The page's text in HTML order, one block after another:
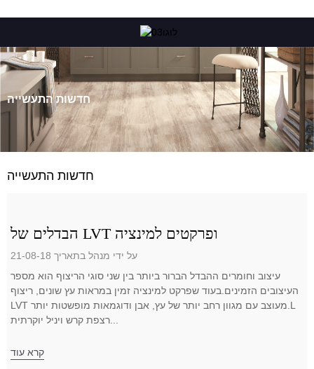
חדשות התעשייה
חדשות התעשייה
הבדלים של LVT ופרקטים למינציה
על ידי מנהל בתאריך 21-08-18
עיצוב וחומרים ההבדל הברור ביותר בין שני סוגי הריצוף הוא מספר
העיצובים הזמינים.בעוד שפרקט למינציה זמין במראות עץ שונים, ריצוף
LVT מעוצב עם מגוון רחב יותר של עץ, אבן ודוגמאות מופשטות יותר.L
קרא עוד